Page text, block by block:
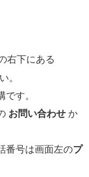
右下にある
。
す。
お問い合わせ か
番号は画面左のプ